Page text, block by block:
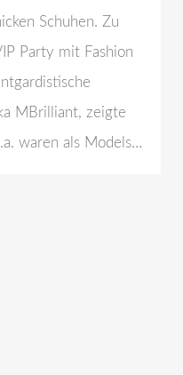
Schuhen. Zu
Party mit Fashion
MBrilliant, zeigte
waren als Models…